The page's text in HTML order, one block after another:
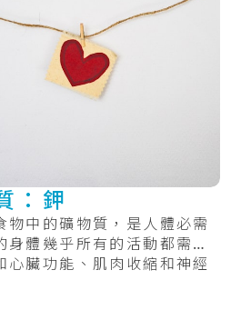
：鉀
物中的礦物質，是人體必需
體幾乎所有的活動都需要
心臟功能、肌肉收縮和神經